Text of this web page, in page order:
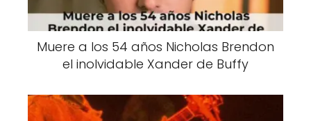
Muere a los 54 años Nicholas Brendon
el inolvidable Xander de Buffy